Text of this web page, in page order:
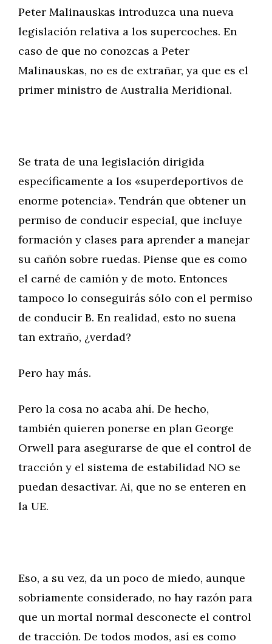
Peter Malinauskas introduzca una nueva
legislación relativa a los supercoches. En
caso de que no conozcas a Peter
Malinauskas, no es de extrañar, ya que es el
primer ministro de Australia Meridional.
Se trata de una legislación dirigida
específicamente a los «superdeportivos de
enorme potencia». Tendrán que obtener un
permiso de conducir especial, que incluye
formación y clases para aprender a manejar
su cañón sobre ruedas. Piense que es como
el carné de camión y de moto. Entonces
tampoco lo conseguirás sólo con el permiso
de conducir B. En realidad, esto no suena
tan extraño, ¿verdad?
Pero hay más.
Pero la cosa no acaba ahí. De hecho,
también quieren ponerse en plan George
Orwell para asegurarse de que el control de
tracción y el sistema de estabilidad NO se
puedan desactivar. Ai, que no se enteren en
la UE.
Eso, a su vez, da un poco de miedo, aunque
sobriamente considerado, no hay razón para
que un mortal normal desconecte el control
de tracción. De todos modos, así es como